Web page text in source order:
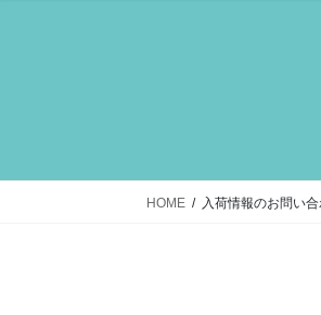
HOME 入荷情報のお問い